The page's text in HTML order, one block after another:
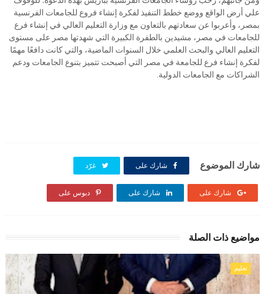
علي أرض الواقع ووضع خطط التنفيذ لفكرة إنشاء فروع للجامعات الفرنسية
بمصر، وأعربوا عن سعادتهم بالتعاون مع وزارة التعليم العالي في إنشاء فرع
للجامعات في مصر، مشيدين بالطفرة الكبيرة التي شهدتها مصر على مستوى
التعليم العالي والبحث العلمي خلال السنوات الماضية، والتي كانت دافعًا مهمًا
لفكرة إنشاء فرع للجامعة في مصر التي أصبحت تتميز بتنوع الجامعات ودعم
الشراكات مع الجامعات الدولية.
شارك الموضوع شارك على غرّد
شارك على شارك على دبوس على
مواضيع ذات الصلة
تعليم